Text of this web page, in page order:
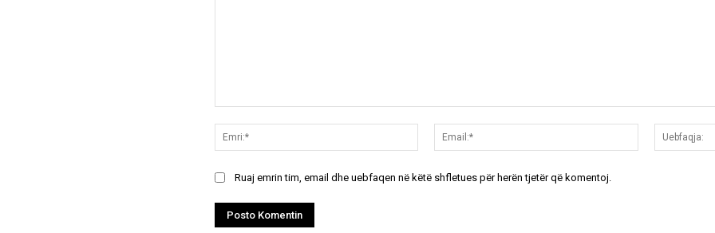
Emri:*
Email:*
Ruaj emrin tim, email dhe uebfaqen në këtë shfletues për herën tjetër që komentoj.